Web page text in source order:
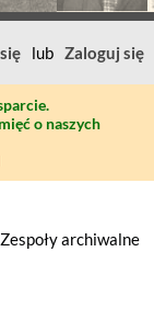
lub Zaloguj się
o naszych
Zespoły archiwalne